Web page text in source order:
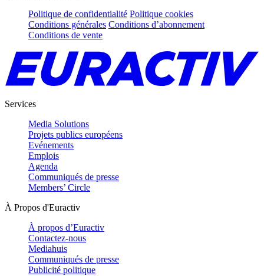
Politique de confidentialité Politique cookies
Conditions générales Conditions d’abonnement
Conditions de vente
Services
Media Solutions
Projets publics européens
Evénements
Emplois
Agenda
Communiqués de presse
Members’ Circle
À Propos d'Euractiv
À propos d’Euractiv
Contactez-nous
Mediahuis
Communiqués de presse
Publicité politique